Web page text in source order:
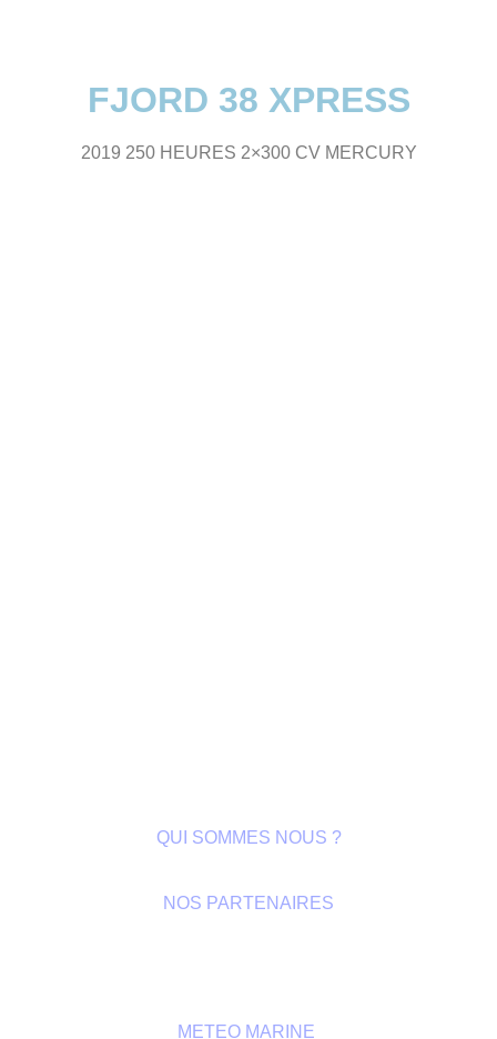
FJORD 38 XPRESS
2019 250 HEURES 2×300 CV MERCURY
QUI SOMMES NOUS ?
NOS PARTENAIRES
METEO MARINE